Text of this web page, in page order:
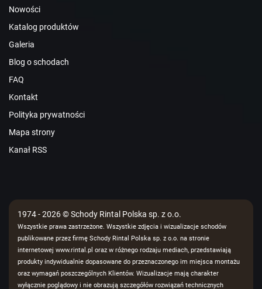
Nowości
Katalog produktów
Galeria
Blog o schodach
FAQ
Kontakt
Polityka prywatności
Mapa strony
Kanał RSS
1974 - 2026 © Schody Rintal Polska sp. z o.o.
Wszystkie prawa zastrzeżone. Wszystkie zdjęcia i wizualizacje schodów
publikowane przez firmę Schody Rintal Polska sp. z o.o. na stronie
internetowej www.rintal.pl oraz w różnego rodzaju mediach, przedstawiają
produkty indywidualnie dopasowane do przeznaczonego im miejsca montażu
oraz wymagań poszczególnych Klientów. Wizualizacje mają charakter
wyłącznie poglądowy i nie obrazują szczegółów rozwiązań technicznych